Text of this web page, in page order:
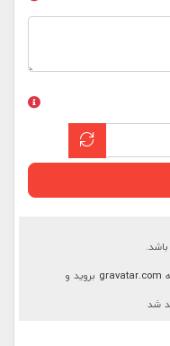
gravatar.com بروید و
شد